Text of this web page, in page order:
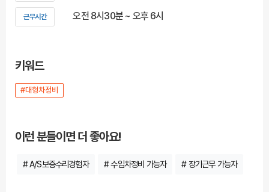
근무시간 오전 8시30분 ~ 오후 6시
키워드
#대형차정비
이런 분들이면 더 좋아요!
# A/S보증수리경험자 # 수입차정비 가능자 # 장기근무 가능자